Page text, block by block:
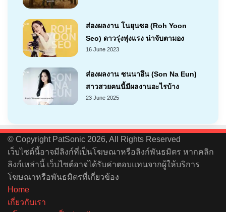
ส่องผลงาน โนยุนซอ (Roh Yoon
Seo) ดาวรุ่งพุ่งแรง น่าจับตามอง
16 June 2023
ส่องผลงาน ซนนาอึน (Son Na Eun)
สาวสวยคนนี้มีผลงานอะไรบ้าง
23 June 2025
© Copyright PatSonic 2026, All Rights Reserved
เว็บไซต์นี้อาจมีลิงก์ที่เป็นโฆษณาหรือลิงก์พันธมิตร หากคลิก
ลิงก์เหล่านี้ เว็บไซต์อาจได้รับค่าตอบแทนจากผู้ให้บริการ
โฆษณาหรือพันธมิตรที่เกี่ยวข้อง
Home
เกี่ยวกับเรา